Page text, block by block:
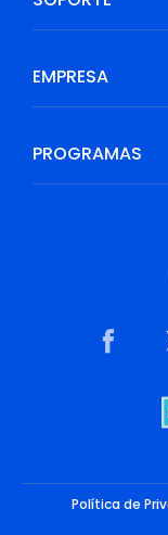
EMPRESA
PROGRAMAS
Política de